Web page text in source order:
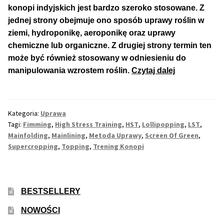
Automaty XXL
Pełnosezonowe XXL
Szybkie Automaty
Odporne Odmiany
Medyczne Odmiany
Przewaga Indica
konopi indyjskich jest bardzo szeroko stosowane. Z
jednej strony obejmuje ono sposób uprawy roślin w
ziemi, hydroponikę, aeroponikę oraz uprawy
chemiczne lub organiczne. Z drugiej strony termin ten
może być również stosowany w odniesieniu do
manipulowania wzrostem roślin. Czytaj dalejCo
w
Uprawie
Kategoria: Uprawa
Tagi: Fimming, High Stress Training, HST, Lollipopping, LST,
Mainfolding, Mainlining, Metoda Uprawy, Screen Of Green,
Supercropping, Topping, Trening Konopi
BESTSELLERY
NOWOŚCI